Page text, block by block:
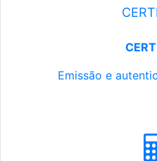
Emissão e